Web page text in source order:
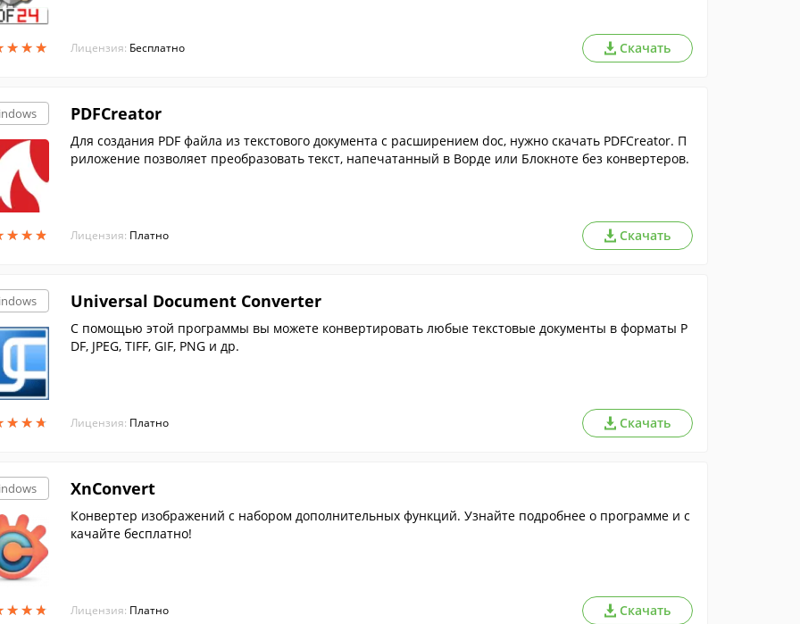
★★★
★★★ Лицензия: Бесплатно Скачать
★★★
★★★
PDFCreator
Для создания PDF файла из текстового документа с расширением doc, нужно скачать PDFCreator. П
риложение позволяет преобразовать текст, напечатанный в Ворде или Блокноте без конвертеров.
Лицензия: Платно Скачать
★★★
★★★
Universal Document Converter
С помощью этой программы вы можете конвертировать любые текстовые документы в форматы P
DF, JPEG, TIFF, GIF, PNG и др.
Лицензия: Платно Скачать
★★★
★★★
XnConvert
Конвертер изображений с набором дополнительных функций. Узнайте подробнее о программе и с
качайте бесплатно!
Лицензия: Платно Скачать